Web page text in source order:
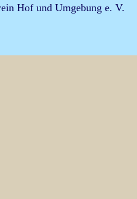
Hof und Umgebung e. V.